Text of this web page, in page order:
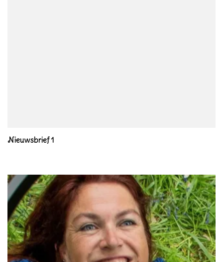
Nieuwsbrief 1